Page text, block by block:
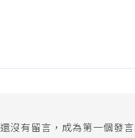
還沒有留言，成為第一個發言